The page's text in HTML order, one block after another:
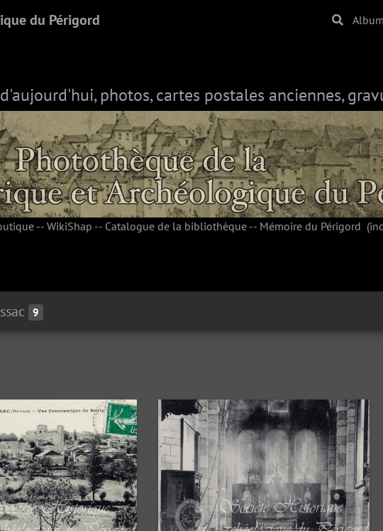
du Périgord
photos, cartes postales anciennes,
-- WikiShap -- Catalogue de la bibliothèque -- Mémoire du Périgord
9